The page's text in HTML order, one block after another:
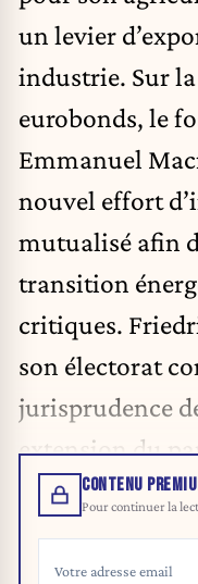
un levier
industrie. Sur
eurobonds, le
Emmanuel
nouvel effort
mutualisé afin
transition
critiques.
son électorat
jurisprudence
extension du
CONTENU
Pour continuer la